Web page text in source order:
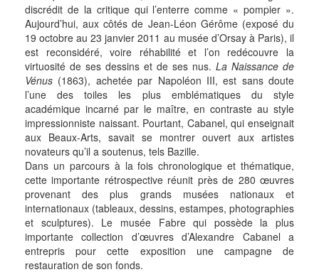
discrédit de la critique qui l’enterre comme « pompier ».
Aujourd’hui, aux côtés de Jean-Léon Gérôme (exposé du
19 octobre au 23 janvier 2011 au musée d’Orsay à Paris), il
est reconsidéré, voire réhabilité et l’on redécouvre la
virtuosité de ses dessins et de ses nus. La Naissance de
Vénus (1863), achetée par Napoléon III, est sans doute
l’une des toiles les plus emblématiques du style
académique incarné par le maître, en contraste au style
impressionniste naissant. Pourtant, Cabanel, qui enseignait
aux Beaux-Arts, savait se montrer ouvert aux artistes
novateurs qu’il a soutenus, tels Bazille.
Dans un parcours à la fois chronologique et thématique,
cette importante rétrospective réunit près de 280 œuvres
provenant des plus grands musées nationaux et
internationaux (tableaux, dessins, estampes, photographies
et sculptures). Le musée Fabre qui possède la plus
importante collection d’œuvres d’Alexandre Cabanel a
entrepris pour cette exposition une campagne de
restauration de son fonds.